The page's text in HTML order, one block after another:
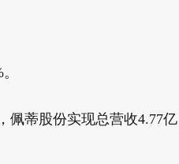
股份实现总营收4.77亿